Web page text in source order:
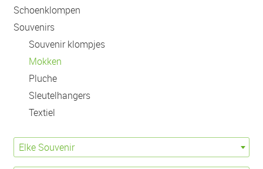
Schoenklompen
Souvenirs
Souvenir klompjes
Mokken
Pluche
Sleutelhangers
Textiel
Elke Souvenir